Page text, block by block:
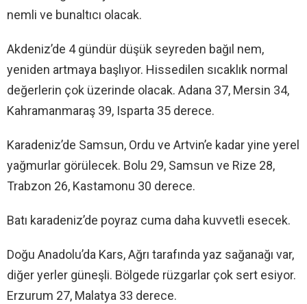
nemli ve bunaltıcı olacak.
Akdeniz’de 4 gündür düşük seyreden bağıl nem,
yeniden artmaya başlıyor. Hissedilen sıcaklık normal
değerlerin çok üzerinde olacak. Adana 37, Mersin 34,
Kahramanmaraş 39, Isparta 35 derece.
Karadeniz’de Samsun, Ordu ve Artvin’e kadar yine yerel
yağmurlar görülecek. Bolu 29, Samsun ve Rize 28,
Trabzon 26, Kastamonu 30 derece.
Batı karadeniz’de poyraz cuma daha kuvvetli esecek.
Doğu Anadolu’da Kars, Ağrı tarafında yaz sağanağı var,
diğer yerler güneşli. Bölgede rüzgarlar çok sert esiyor.
Erzurum 27, Malatya 33 derece.